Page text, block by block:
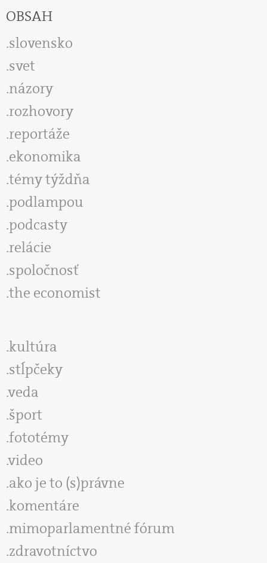
OBSAH
slovensko
svet
názory
rozhovory
reportáže
ekonomika
témy týždňa
podlampou
podcasty
relácie
spoločnosť
the economist
kultúra
stĺpčeky
veda
šport
fototémy
video
ako je to (s)právne
komentáre
mimoparlamentné fórum
zdravotníctvo